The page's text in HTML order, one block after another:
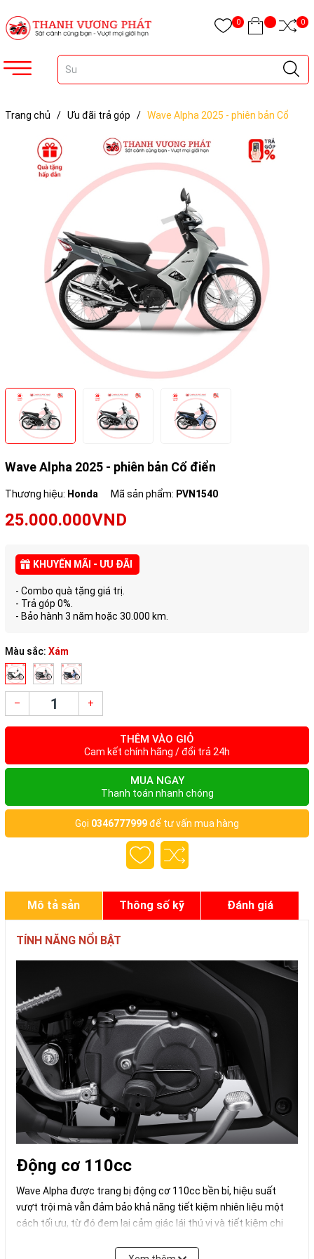
0 0
Trang chủ / Ưu đãi trả góp / Wave Alpha 2025 - phiên bản Cổ
Wave Alpha 2025 - phiên bản Cổ điển
Thương hiệu: Honda Mã sản phẩm: PVN1540
25.000.000VND
KHUYẾN MÃI - ƯU ĐÃI
- Combo quà tặng giá trị.
- Trả góp 0%.
- Bảo hành 3 năm hoặc 30.000 km.
Màu sắc: Xám
– +
THÊM VÀO GIỎ
Cam kết chính hãng / đổi trả 24h
MUA NGAY
Thanh toán nhanh chóng
Gọi 0346777999để tư vấn mua hàng
Mô tả sản
phẩm
Thông số kỹ Đánh giá
TÍNH NĂNG NỔI BẬT
Động cơ 110cc
Wave Alpha được trang bị động cơ 110cc bền bỉ, hiệu suất
vượt trội mà vẫn đảm bảo khả năng tiết kiệm nhiên liệu một
cách tối ưu, từ đó đem lại cảm giác lái thú vị và tiết kiệm chi